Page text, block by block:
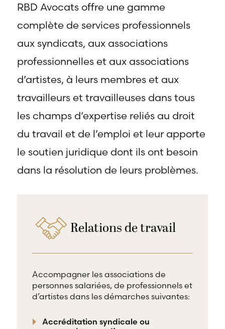
gamme
complète de
services
professionnels
dans tous les
champs
d’expertises
reliés au droit
du travail et
de l’emploi.
RBD Avocats offre
tous les services
nécessaires à la
défense de
salariés et de
professionnels
œuvrant dans
divers domaines
RBD Avocats offre une gamme
complète de services professionnels
aux syndicats, aux associations
professionnelles et aux associations
d’artistes, à leurs membres et aux
travailleurs et travailleuses dans tous
les champs d’expertise reliés au droit
du travail et de l’emploi et leur apporte
le soutien juridique dont ils ont besoin
dans la résolution de leurs problèmes.
Relations de travail
Accompagner les associations de
personnes salariées, de professionnels et
d’artistes dans les démarches suivantes:
Accréditation syndicale ou